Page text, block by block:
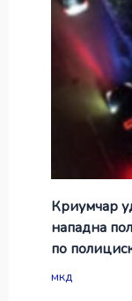
Криумчар
нападна
по
мкд